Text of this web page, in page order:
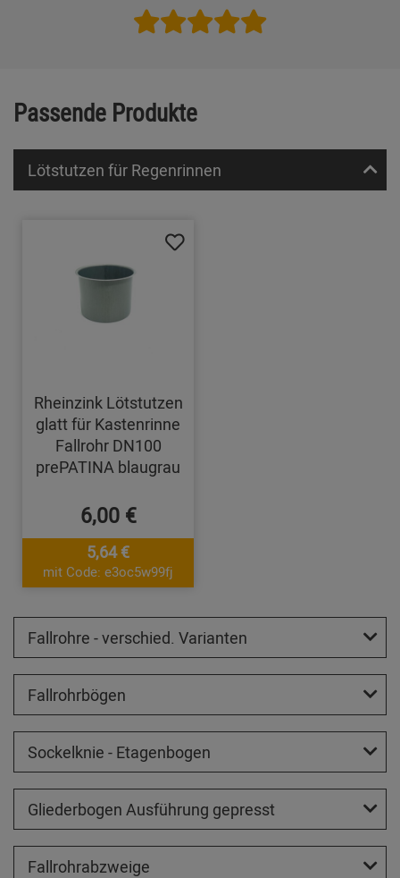
Passende Produkte
Lötstutzen für Regenrinnen
Rheinzink Lötstutzen
glatt für Kastenrinne
Fallrohr DN100
prePATINA blaugrau
6,00 €
5,64 €
mit Code: e3oc5w99fj
Fallrohre - verschied. Varianten
Fallrohrbögen
Sockelknie - Etagenbogen
Gliederbogen Ausführung gepresst
Fallrohrabzweige